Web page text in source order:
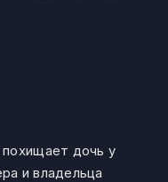
похищает дочь у
и владельца